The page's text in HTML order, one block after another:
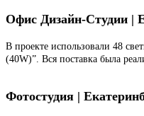
Офис Дизайн-Студии |
В проекте использовали 48
(40W)”. Вся поставка была
Фотостудия |